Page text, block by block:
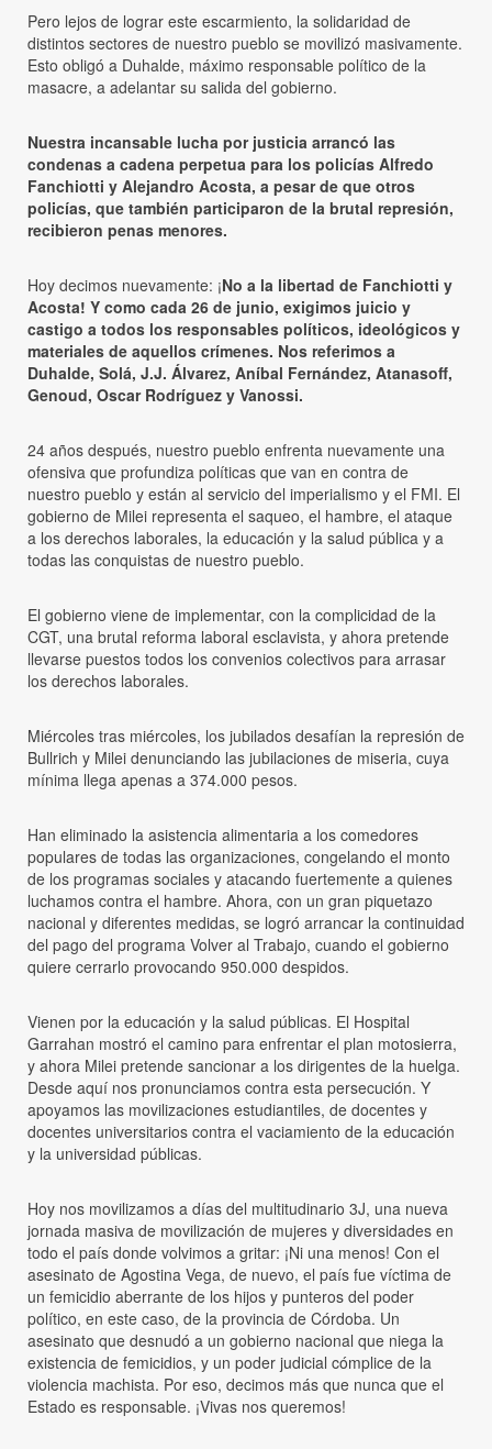
Pero lejos de lograr este escarmiento, la solidaridad de
distintos sectores de nuestro pueblo se movilizó masivamente.
Esto obligó a Duhalde, máximo responsable político de la
masacre, a adelantar su salida del gobierno.
Nuestra incansable lucha por justicia arrancó las
condenas a cadena perpetua para los policías Alfredo
Fanchiotti y Alejandro Acosta, a pesar de que otros
policías, que también participaron de la brutal represión,
recibieron penas menores.
Hoy decimos nuevamente: ¡No a la libertad de Fanchiotti y
Acosta! Y como cada 26 de junio, exigimos juicio y
castigo a todos los responsables políticos, ideológicos y
materiales de aquellos crímenes. Nos referimos a
Duhalde, Solá, J.J. Álvarez, Aníbal Fernández, Atanasoff,
Genoud, Oscar Rodríguez y Vanossi.
24 años después, nuestro pueblo enfrenta nuevamente una
ofensiva que profundiza políticas que van en contra de
nuestro pueblo y están al servicio del imperialismo y el FMI. El
gobierno de Milei representa el saqueo, el hambre, el ataque
a los derechos laborales, la educación y la salud pública y a
todas las conquistas de nuestro pueblo.
El gobierno viene de implementar, con la complicidad de la
CGT, una brutal reforma laboral esclavista, y ahora pretende
llevarse puestos todos los convenios colectivos para arrasar
los derechos laborales.
Miércoles tras miércoles, los jubilados desafían la represión de
Bullrich y Milei denunciando las jubilaciones de miseria, cuya
mínima llega apenas a 374.000 pesos.
Han eliminado la asistencia alimentaria a los comedores
populares de todas las organizaciones, congelando el monto
de los programas sociales y atacando fuertemente a quienes
luchamos contra el hambre. Ahora, con un gran piquetazo
nacional y diferentes medidas, se logró arrancar la continuidad
del pago del programa Volver al Trabajo, cuando el gobierno
quiere cerrarlo provocando 950.000 despidos.
Vienen por la educación y la salud públicas. El Hospital
Garrahan mostró el camino para enfrentar el plan motosierra,
y ahora Milei pretende sancionar a los dirigentes de la huelga.
Desde aquí nos pronunciamos contra esta persecución. Y
apoyamos las movilizaciones estudiantiles, de docentes y
docentes universitarios contra el vaciamiento de la educación
y la universidad públicas.
Hoy nos movilizamos a días del multitudinario 3J, una nueva
jornada masiva de movilización de mujeres y diversidades en
todo el país donde volvimos a gritar: ¡Ni una menos! Con el
asesinato de Agostina Vega, de nuevo, el país fue víctima de
un femicidio aberrante de los hijos y punteros del poder
político, en este caso, de la provincia de Córdoba. Un
asesinato que desnudó a un gobierno nacional que niega la
existencia de femicidios, y un poder judicial cómplice de la
violencia machista. Por eso, decimos más que nunca que el
Estado es responsable. ¡Vivas nos queremos!